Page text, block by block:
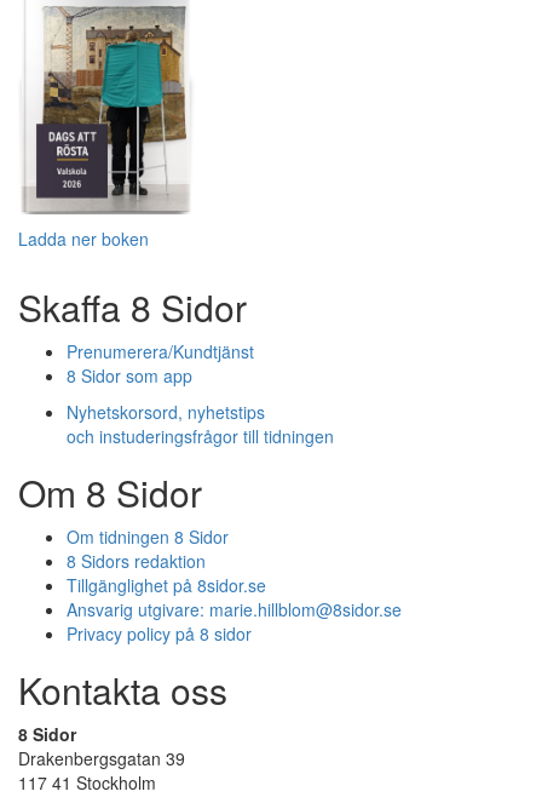
Ladda ner boken
Skaffa 8 Sidor
Prenumerera/Kundtjänst
8 Sidor som app
Nyhetskorsord, nyhetstips
och instuderingsfrågor till tidningen
Om 8 Sidor
Om tidningen 8 Sidor
8 Sidors redaktion
Tillgänglighet på 8sidor.se
Ansvarig utgivare: marie.hillblom@8sidor.se
Privacy policy på 8 sidor
Kontakta oss
8 Sidor
Drakenbergsgatan 39
117 41 Stockholm